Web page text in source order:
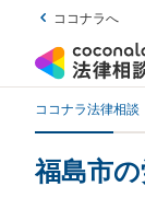
ココナラへ
ココナラ法律相談
福島市